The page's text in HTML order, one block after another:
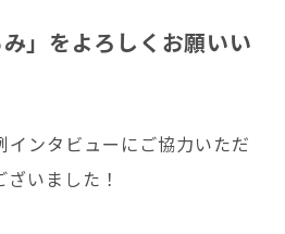
」をよろしくお願いい
インタビューにご協力いただ
いました！